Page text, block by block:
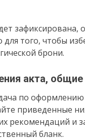
того, чтобы
брони.
акта,
по оформлению
приведенные
рекомендаций и
бланк.